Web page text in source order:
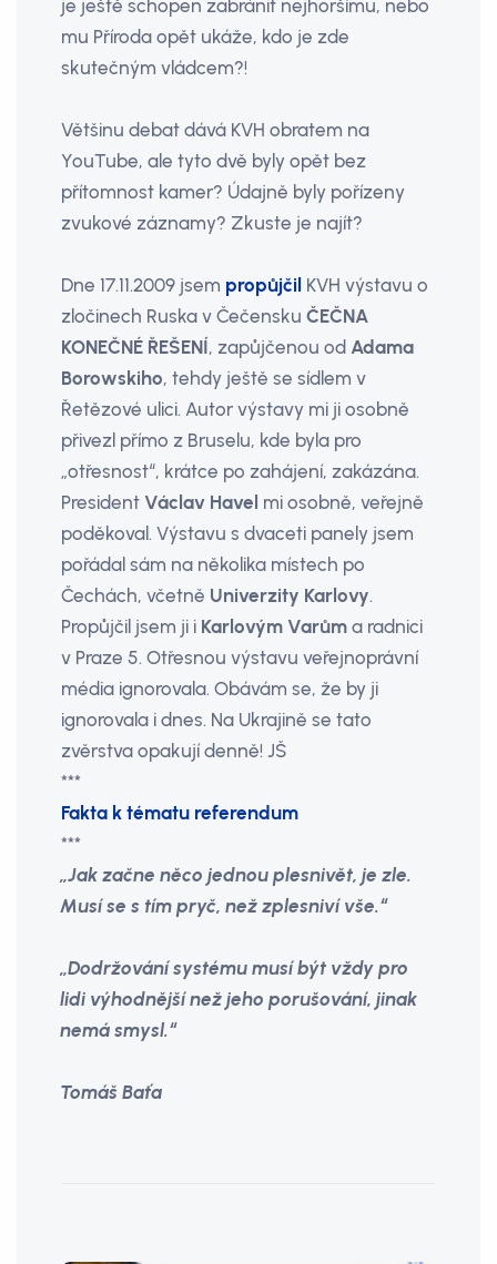
je ještě schopen zabránit nejhoršímu, nebo
mu Příroda opět ukáže, kdo je zde
skutečným vládcem?!
Většinu debat dává KVH obratem na
YouTube, ale tyto dvě byly opět bez
přítomnost kamer? Údajně byly pořízeny
zvukové záznamy? Zkuste je najít?
Dne 17.11.2009 jsem propůjčil KVH výstavu o
zločinech Ruska v Čečensku ČEČNA
KONEČNÉ ŘEŠENÍ, zapůjčenou od Adama
Borowskiho, tehdy ještě se sídlem v
Řetězové ulici. Autor výstavy mi ji osobně
přivezl přímo z Bruselu, kde byla pro
„otřesnost“, krátce po zahájení, zakázána.
President Václav Havel mi osobně, veřejně
poděkoval. Výstavu s dvaceti panely jsem
pořádal sám na několika místech po
Čechách, včetně Univerzity Karlovy.
Propůjčil jsem ji i Karlovým Varům a radnici
v Praze 5. Otřesnou výstavu veřejnoprávní
média ignorovala. Obávám se, že by ji
ignorovala i dnes. Na Ukrajině se tato
zvěrstva opakují denně! JŠ
***
Fakta k tématu referendum
***
„Jak začne něco jednou plesnivět, je zle.
Musí se s tím pryč, než zplesniví vše.“
„Dodržování systému musí být vždy pro
lidi výhodnější než jeho porušování, jinak
nemá smysl.“
Tomáš Baťa